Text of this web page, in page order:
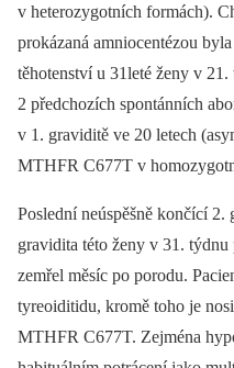
v heterozygotních formách).
prokázaná amniocentézou
těhotenství u 31leté ženy v
2 předchozích spontánních
v 1. graviditě ve 20 letech
MTHFR C677T v
Poslední neúspěšně končící
gravidita této ženy v 31.
zemřel měsíc po porodu.
tyreoiditidu, kromě toho je
MTHFR C677T. Zejména